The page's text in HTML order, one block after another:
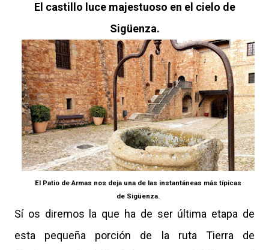
El castillo luce majestuoso en el cielo de
Sigüenza.
El Patio de Armas nos deja una de las instantáneas más típicas
de Sigüenza.
Sí os diremos la que ha de ser última etapa de
esta pequeña porción de la ruta Tierra de